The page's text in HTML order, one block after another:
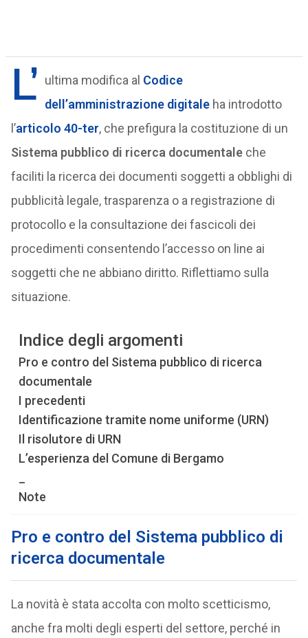
L’ ultima modifica al Codice
dell’amministrazione digitaleha introdotto
l’articolo 40-ter, che prefigura la costituzione di un
Sistema pubblico di ricerca documentaleche
faciliti la ricerca dei documenti soggetti a obblighi di
pubblicità legale, trasparenza o a registrazione di
protocollo e la consultazione dei fascicoli dei
procedimenti consentendo l’accesso on line ai
soggetti che ne abbiano diritto. Riflettiamo sulla
situazione.
Indice degli argomenti
Pro e contro del Sistema pubblico di ricerca
documentale
I precedenti
Identificazione tramite nome uniforme (URN)
Il risolutore di URN
L’esperienza del Comune di Bergamo
Note
Pro e contro del Sistema pubblico di
ricerca documentale
La novità è stata accolta con molto scetticismo,
anche fra molti degli esperti del settore, perché in